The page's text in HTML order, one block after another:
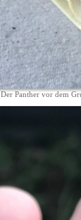
Der Panther vor dem